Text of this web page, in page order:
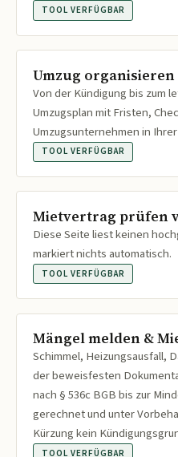
TOOL VERFÜGBAR
Umzug organisieren
Von der Kündigung bis zum
Umzugsplan mit Fristen,
Umzugsunternehmen in
TOOL VERFÜGBAR
Mietvertrag prüfen
Diese Seite liest keinen
markiert nichts automatisch.
TOOL VERFÜGBAR
Mängel melden &
Schimmel, Heizungsausfall,
der beweisfesten
nach § 536c BGB bis zur
gerechnet und unter
Kürzung kein
TOOL VERFÜGBAR